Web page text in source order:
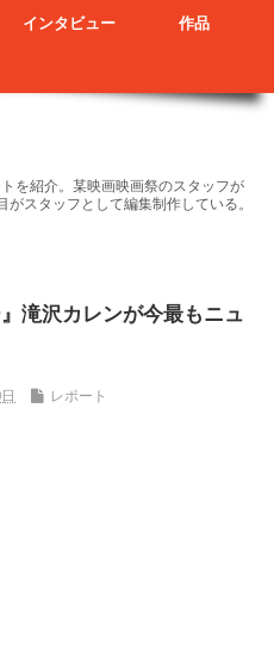
インタビュー 作品
を紹介。某映画映画祭のスタッフが
スタッフとして編集制作している。
滝沢カレンが今最もニュ
レポート